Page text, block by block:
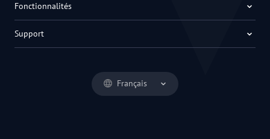
Français
Fonctionnalités
Support